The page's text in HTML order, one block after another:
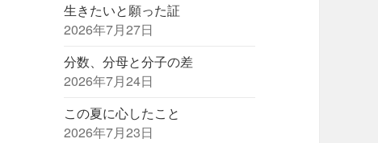
生きたいと願った証
2026年7月27日
分数、分母と分子の差
2026年7月24日
この夏に心したこと
2026年7月23日